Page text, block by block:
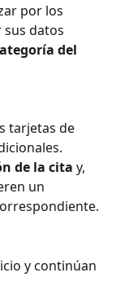
por los
datos
del
tarjetas de
de la cita y,
un
y continúan